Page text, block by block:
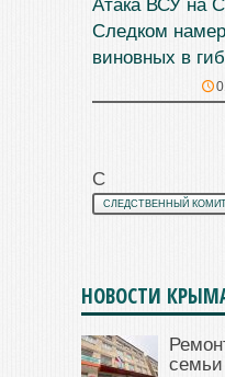
Атака ВСУ на
Следком
виновных в
С
СЛЕДСТВЕННЫЙ
НОВОСТИ
семьи